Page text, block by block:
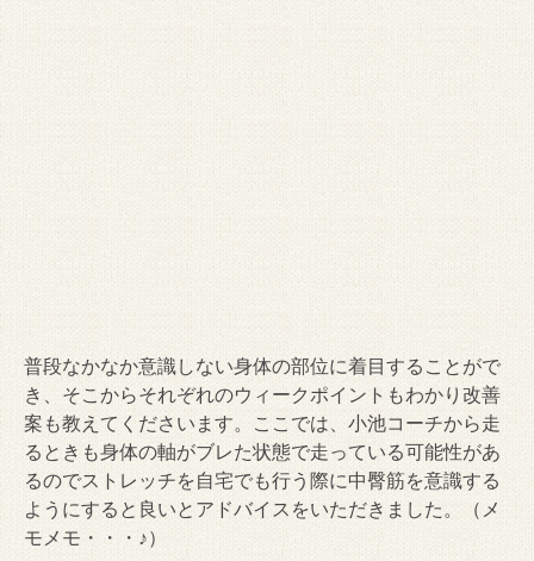
普段なかなか意識しない身体の部位に着目することがで
き、そこからそれぞれのウィークポイントもわかり改善
案も教えてくださいます。ここでは、小池コーチから走
るときも身体の軸がブレた状態で走っている可能性があ
るのでストレッチを自宅でも行う際に中臀筋を意識する
ようにすると良いとアドバイスをいただきました。（メ
モメモ・・・♪）